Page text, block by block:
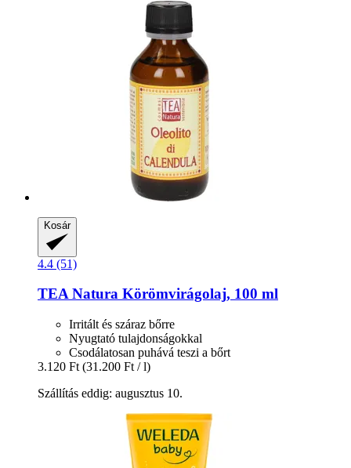
Kosár
4.4 (51)
TEA Natura Körömvirágolaj, 100 ml
Irritált és száraz bőrre
Nyugtató tulajdonságokkal
Csodálatosan puhává teszi a bőrt
3.120 Ft (31.200 Ft / l)
Szállítás eddig: augusztus 10.